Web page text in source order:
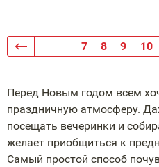
7 8 9 10
Перед Новым годом всем
праздничную атмосферу.
посещать вечеринки и
желает приобщиться к
Самый простой способ